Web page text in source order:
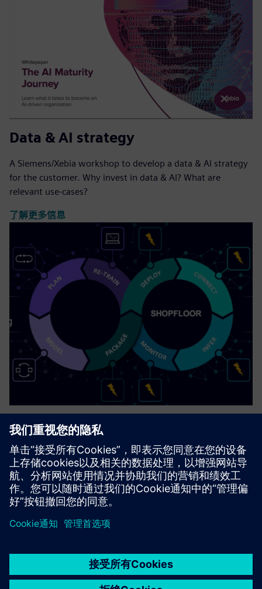
Data & AI strategy
A Siemens/Xebia workshop to develop a data & AI strategy
for the customer. Why invest in data & AI? What are
relevant use-cases?
了解更多信息
Industrial AI (on Edge)
Deploy AI models effectively & safely on the shop floor.
了解更多信息